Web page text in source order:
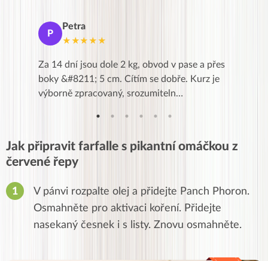
P
Petra
★★★★★
Za 14 dní jsou dole 2 kg, obvod v pase a přes
boky &#8211; 5 cm. Cítím se dobře. Kurz je
výborně zpracovaný, srozumiteln…
Jak připravit farfalle s pikantní omáčkou z
červené řepy
V pánvi rozpalte olej a přidejte Panch Phoron.
Osmahněte pro aktivaci koření. Přidejte
nasekaný česnek i s listy. Znovu osmahněte.